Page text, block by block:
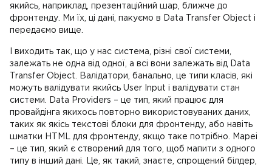
якийсь, наприклад, презентаційний шар, ближче до
фронтенду. Ми їх, ці дані, пакуємо в Data Transfer Object і
передаємо вище.
І виходить так, що у нас система, різні свої системи,
залежать не одна від одної, а всі вони залежать від Data
Transfer Object. Валідатори, банально, це типи класів, які
можуть валідувати якийсь User Input і валідувати стан
системи. Data Providers – це тип, який працює для
провайдінга якихось повторно використовуваних даних,
таких як якісь текстові блоки для фронтенду, або навіть
шматки HTML для фронтенду, якщо таке потрібно. Mapei
– це тип, який є створений для того, щоб мапити з одного
типу в інший дані. Це, як такий, знаєте, спрощений білдер,